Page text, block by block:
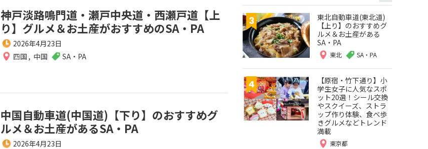
神戸淡路鳴門道・瀬戸中央道・西瀬戸道【上
り】グルメ＆お土産がおすすめのSA・PA
2026年4月23日
四国 , 中国 SA・PA
中国自動車道(中国道)【下り】のおすすめグ
ルメ＆お土産があるSA・PA
2026年4月23日
東北自動車道(東北道)
【上り】のおすすめグ
ルメ＆お土産がある
SA・PA
東北 SA・PA
【原宿・竹下通り】小
学生女子に人気なスポ
ット20選！シール交換
やスクイーズ、ストラ
ップ作り体験、食べ歩
きグルメなどトレンド
満載
東京都